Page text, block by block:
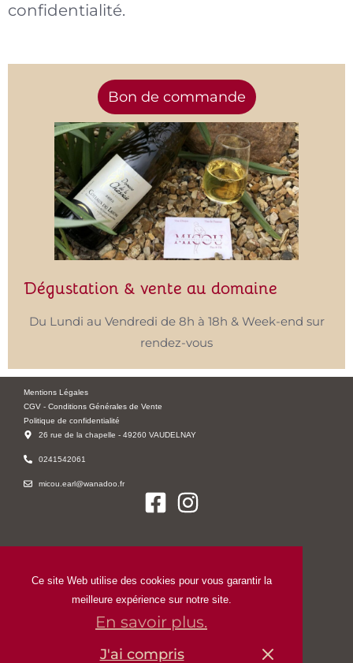
Ce site Web utilise des cookies pour vous garantir la
meilleure expérience sur notre site.
En savoir plus.
J'ai compris
confidentialité.
Bon de commande
Dégustation & vente au domaine
Du Lundi au Vendredi de 8h à 18h & Week-end sur
rendez-vous
Mentions Légales
CGV - Conditions Générales de Vente
Politique de confidentialité
26 rue de la chapelle - 49260 VAUDELNAY
0241542061
micou.earl@wanadoo.fr